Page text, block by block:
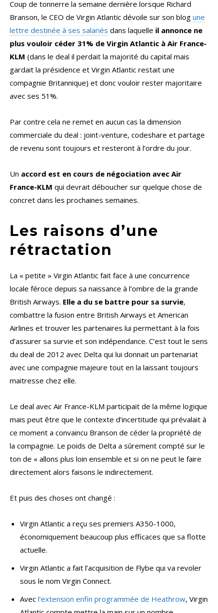
Coup de tonnerre la semaine dernière lorsque Richard
Branson, le CEO de Virgin Atlantic dévoile sur son blog une
lettre destinée à ses salariés dans laquelle il annonce ne
plus vouloir céder 31% de Virgin Atlantic à Air France-
KLM (dans le deal il perdait la majorité du capital mais
gardait la présidence et Virgin Atlantic restait une
compagnie Britannique) et donc vouloir rester majoritaire
avec ses 51%.
Par contre cela ne remet en aucun cas la dimension
commerciale du deal : joint-venture, codeshare et partage
de revenu sont toujours et resteront à l’ordre du jour.
Un accord est en cours de négociation avec Air
France-KLM qui devrait déboucher sur quelque chose de
concret dans les prochaines semaines.
Les raisons d’une
rétractation
La « petite » Virgin Atlantic fait face à une concurrence
locale féroce depuis sa naissance à l’ombre de la grande
British Airways. Elle a du se battre pour sa survie,
combattre la fusion entre British Airways et American
Airlines et trouver les partenaires lui permettant à la fois
d’assurer sa survie et son indépendance. C’est tout le sens
du deal de 2012 avec Delta qui lui donnait un partenariat
avec une compagnie majeure tout en la laissant toujours
maitresse chez elle.
Le deal avec Air France-KLM participait de la même logique
mais peut être que le contexte d’incertitude qui prévalait à
ce moment a convaincu Branson de céder la propriété de
la compagnie. Le poids de Delta a sûrement compté sur le
ton de « allons plus loin ensemble et si on ne peut le faire
directement alors faisons le indirectement.
Et puis des choses ont changé :
Virgin Atlantic a reçu ses premiers A350-1000,
économiquement beaucoup plus efficaces que sa flotte
actuelle.
Virgin Atlantic a fait l’acquisition de Flybe qui va revoler
sous le nom Virgin Connect.
Avec l’extension enfin programmée de Heathrow, Virgin